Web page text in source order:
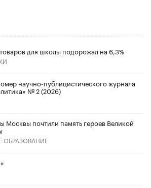
для школы подорожал на 6,3%
научно-публицистического журнала
№ 2 (2026)
Москвы почтили память героев Великой
ОБРАЗОВАНИЕ